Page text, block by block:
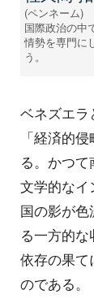
(ペンネーム)
国際政治の中
情勢を専門に
う。
ベネズエラ
「経済的
る。かつ
文学的なイ
国の影が
る一方的
依存の果て
のである。